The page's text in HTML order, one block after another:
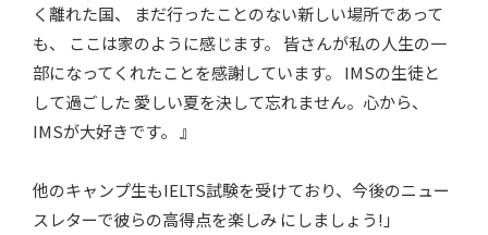
く離れた国、 まだ行ったことのない新しい場所であって
も、 ここは家のように感じます。 皆さんが私の人生の一
部になってくれたことを感謝しています。 IMSの生徒と
して過ごした 愛しい夏を決して忘れません。心から、
IMSが大好きです。 』
他のキャンプ生もIELTS試験を受けており、今後のニュー
スレターで彼らの高得点を楽しみ にしましょう!」